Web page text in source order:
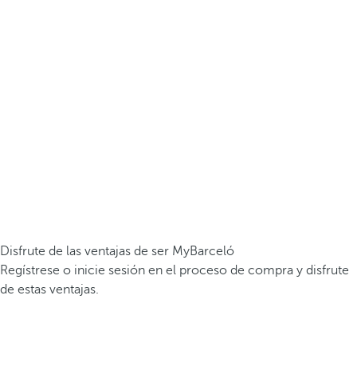
Disfrute de las ventajas de ser MyBarceló
Regístrese o inicie sesión en el proceso de compra y disfrute
de estas ventajas.